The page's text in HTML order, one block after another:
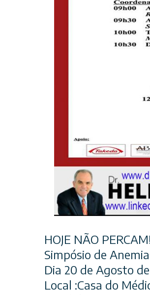
HOJE NÃO
Simpósio de
Dia 20 de Agosto
Local :Casa do